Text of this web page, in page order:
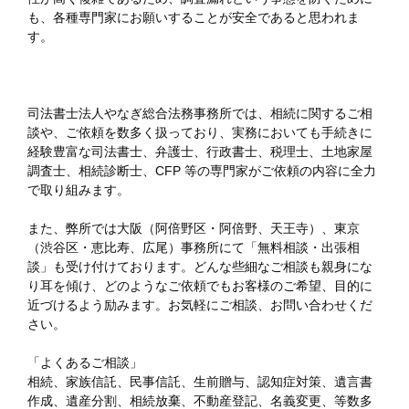
も、各種専門家にお願いすることが安全であると思われま
す。
司法書士法人やなぎ総合法務事務所では、相続に関するご相
談や、ご依頼を数多く扱っており、実務においても手続きに
経験豊富な司法書士、弁護士、行政書士、税理士、土地家屋
調査士、相続診断士、CFP 等の専門家がご依頼の内容に全力
で取り組みます。
また、弊所では大阪（阿倍野区・阿倍野、天王寺）、東京
（渋谷区・恵比寿、広尾）事務所にて「無料相談・出張相
談」も受け付けております。どんな些細なご相談も親身にな
り耳を傾け、どのようなご依頼でもお客様のご希望、目的に
近づけるよう励みます。お気軽にご相談、お問い合わせくだ
さい。
「よくあるご相談」
相続、家族信託、民事信託、生前贈与、認知症対策、遺言書
作成、遺産分割、相続放棄、不動産登記、名義変更、等数多